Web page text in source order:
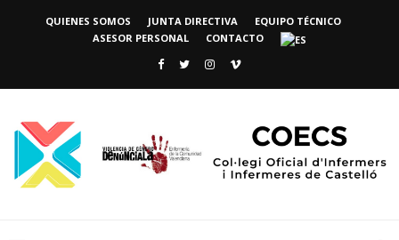
QUIENES SOMOS JUNTA DIRECTIVA
EQUIPO TÉCNICO
ASESOR PERSONAL
CONTACTO